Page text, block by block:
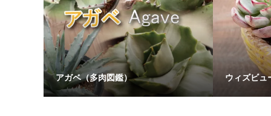
アガベ（多肉図鑑） ウィズビュ